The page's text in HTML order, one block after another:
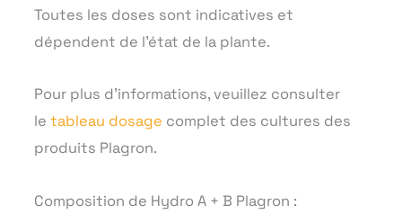
Toutes les doses sont indicatives et
dépendent de l’état de la plante.
Pour plus d’informations, veuillez consulter
le tableau dosage complet des cultures des
produits Plagron.
Composition de Hydro A + B Plagron :